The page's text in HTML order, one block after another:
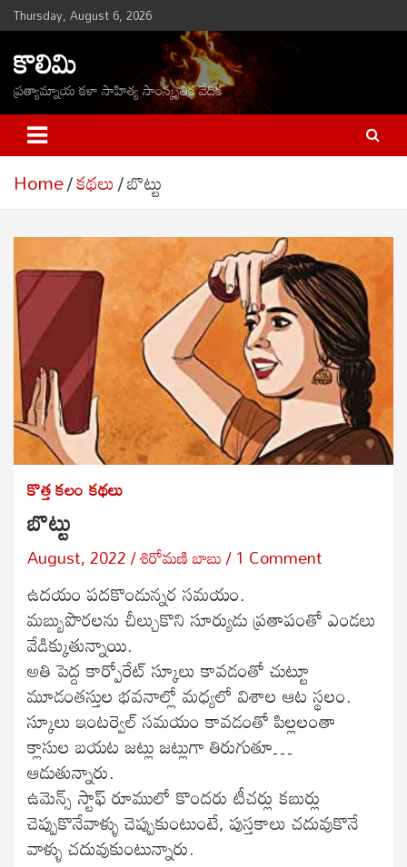
Skip
to
content
Thursday, August 6, 2026
కొలిమి
ప్రత్యామ్నాయ కళా సాహిత్య సాంస్కృతిక వేదిక
Home కథలు బొట్టు
కొత్త కలంకథలు
బొట్టు
August, 2022 శిరోమణి బాబు 1 Comment
ఉదయం పదకొండున్నర సమయం.
మబ్బుపొరలను చీల్చుకొని సూర్యుడు ప్రతాపంతో ఎండలు
వేడిక్కుతున్నాయి.
అతి పెద్ద కార్పోరేట్ స్కూలు కావడంతో చుట్టూ
మూడంతస్తుల భవనాల్లో మధ్యలో విశాల ఆట స్థలం.
స్కూలు ఇంటర్వెల్ సమయం కావడంతో పిల్లలంతా
క్లాసుల బయట జట్లు జట్లుగా తిరుగుతూ…
ఆడుతున్నారు.
ఉమెన్స్ స్టాఫ్ రూములో కొందరు టీచర్లు కబుర్లు
చెప్పుకొనేవాళ్ళు చెప్పుకుంటుంటే, పుస్తకాలు చదువుకొనే
వాళ్ళు చదువుకుంటున్నారు.